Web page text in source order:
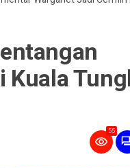
Kuala
55